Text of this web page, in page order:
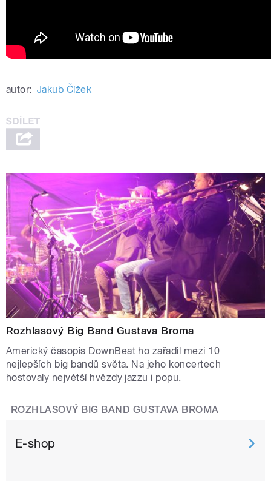
autor: Jakub Čížek
Rozhlasový Big Band Gustava Broma
Americký časopis DownBeat ho zařadil mezi 10
nejlepších big bandů světa. Na jeho koncertech
hostovaly největší hvězdy jazzu i popu.
ROZHLASOVÝ BIG BAND GUSTAVA BROMA
E-shop